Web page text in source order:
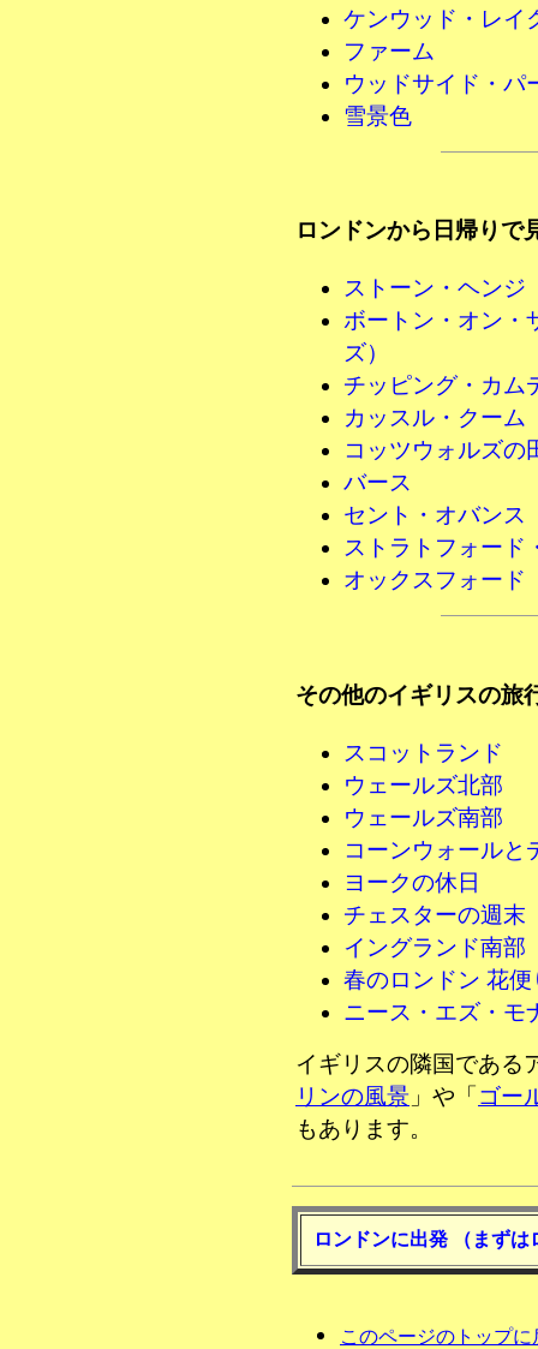
ケンウッド・レイ
ファーム
ウッドサイド・パ
雪景色
ロンドンから日帰りで
ストーン・ヘンジ
ボートン・オン・
ズ）
チッピング・カム
カッスル・クーム
コッツウォルズの
バース
セント・オバンス
ストラトフォード
オックスフォード
その他のイギリスの旅
スコットランド
ウェールズ北部
ウェールズ南部
コーンウォールと
ヨークの休日
チェスターの週末
イングランド南部
春のロンドン 花便
ニース・エズ・モ
イギリスの隣国である
リンの風景 」や「 ゴー
もあります。
ロンドンに出発 （まず
このページのトップに